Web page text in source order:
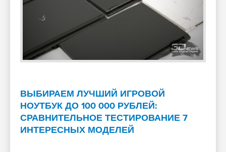
ВЫБИРАЕМ ЛУЧШИЙ ИГРОВОЙ
НОУТБУК ДО 100 000 РУБЛЕЙ:
СРАВНИТЕЛЬНОЕ ТЕСТИРОВАНИЕ 7
ИНТЕРЕСНЫХ МОДЕЛЕЙ